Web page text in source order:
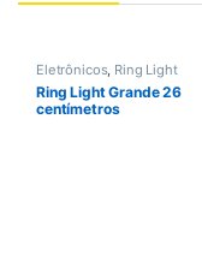
Eletrônicos, Ring Light
Ring Light Grande 26
centímetros